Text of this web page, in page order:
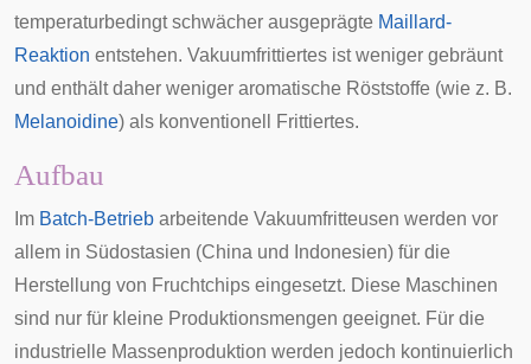
temperaturbedingt schwächer ausgeprägte Maillard-
Reaktion entstehen. Vakuumfrittiertes ist weniger gebräunt
und enthält daher weniger aromatische Röststoffe (wie z. B.
Melanoidine) als konventionell Frittiertes.
Aufbau
Im Batch-Betrieb arbeitende Vakuumfritteusen werden vor
allem in Südostasien (China und Indonesien) für die
Herstellung von Fruchtchips eingesetzt. Diese Maschinen
sind nur für kleine Produktionsmengen geeignet. Für die
industrielle Massenproduktion werden jedoch kontinuierlich